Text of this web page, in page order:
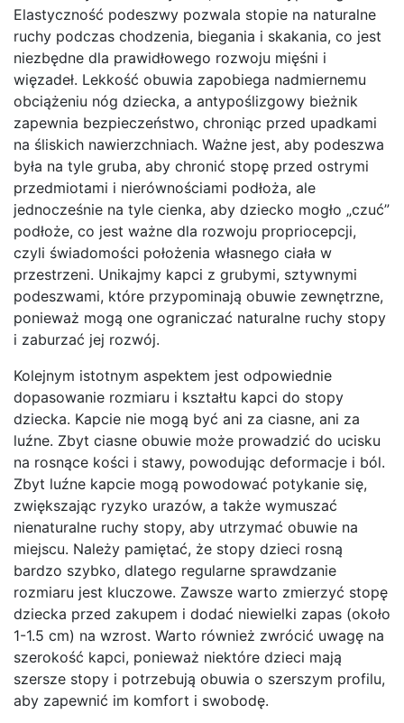
Elastyczność podeszwy pozwala stopie na naturalne
ruchy podczas chodzenia, biegania i skakania, co jest
niezbędne dla prawidłowego rozwoju mięśni i
więzadeł. Lekkość obuwia zapobiega nadmiernemu
obciążeniu nóg dziecka, a antypoślizgowy bieżnik
zapewnia bezpieczeństwo, chroniąc przed upadkami
na śliskich nawierzchniach. Ważne jest, aby podeszwa
była na tyle gruba, aby chronić stopę przed ostrymi
przedmiotami i nierównościami podłoża, ale
jednocześnie na tyle cienka, aby dziecko mogło „czuć”
podłoże, co jest ważne dla rozwoju propriocepcji,
czyli świadomości położenia własnego ciała w
przestrzeni. Unikajmy kapci z grubymi, sztywnymi
podeszwami, które przypominają obuwie zewnętrzne,
ponieważ mogą one ograniczać naturalne ruchy stopy
i zaburzać jej rozwój.
Kolejnym istotnym aspektem jest odpowiednie
dopasowanie rozmiaru i kształtu kapci do stopy
dziecka. Kapcie nie mogą być ani za ciasne, ani za
luźne. Zbyt ciasne obuwie może prowadzić do ucisku
na rosnące kości i stawy, powodując deformacje i ból.
Zbyt luźne kapcie mogą powodować potykanie się,
zwiększając ryzyko urazów, a także wymuszać
nienaturalne ruchy stopy, aby utrzymać obuwie na
miejscu. Należy pamiętać, że stopy dzieci rosną
bardzo szybko, dlatego regularne sprawdzanie
rozmiaru jest kluczowe. Zawsze warto zmierzyć stopę
dziecka przed zakupem i dodać niewielki zapas (około
1-1.5 cm) na wzrost. Warto również zwrócić uwagę na
szerokość kapci, ponieważ niektóre dzieci mają
szersze stopy i potrzebują obuwia o szerszym profilu,
aby zapewnić im komfort i swobodę.